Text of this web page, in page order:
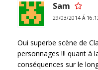
Sam
29/03/2014 Á
Oui superbe scène de
personnages !!! quant à
conséquences sur le